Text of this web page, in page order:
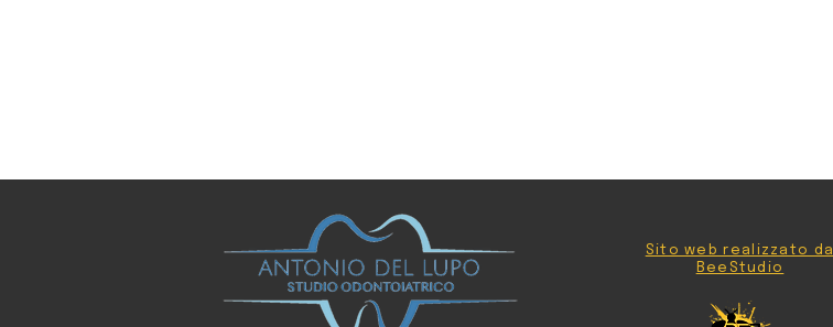
Sito web realizzato da
BeeStudio